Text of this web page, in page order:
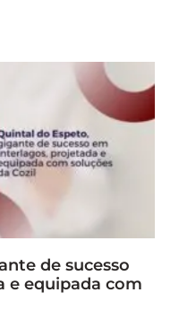
de sucesso
e equipada com